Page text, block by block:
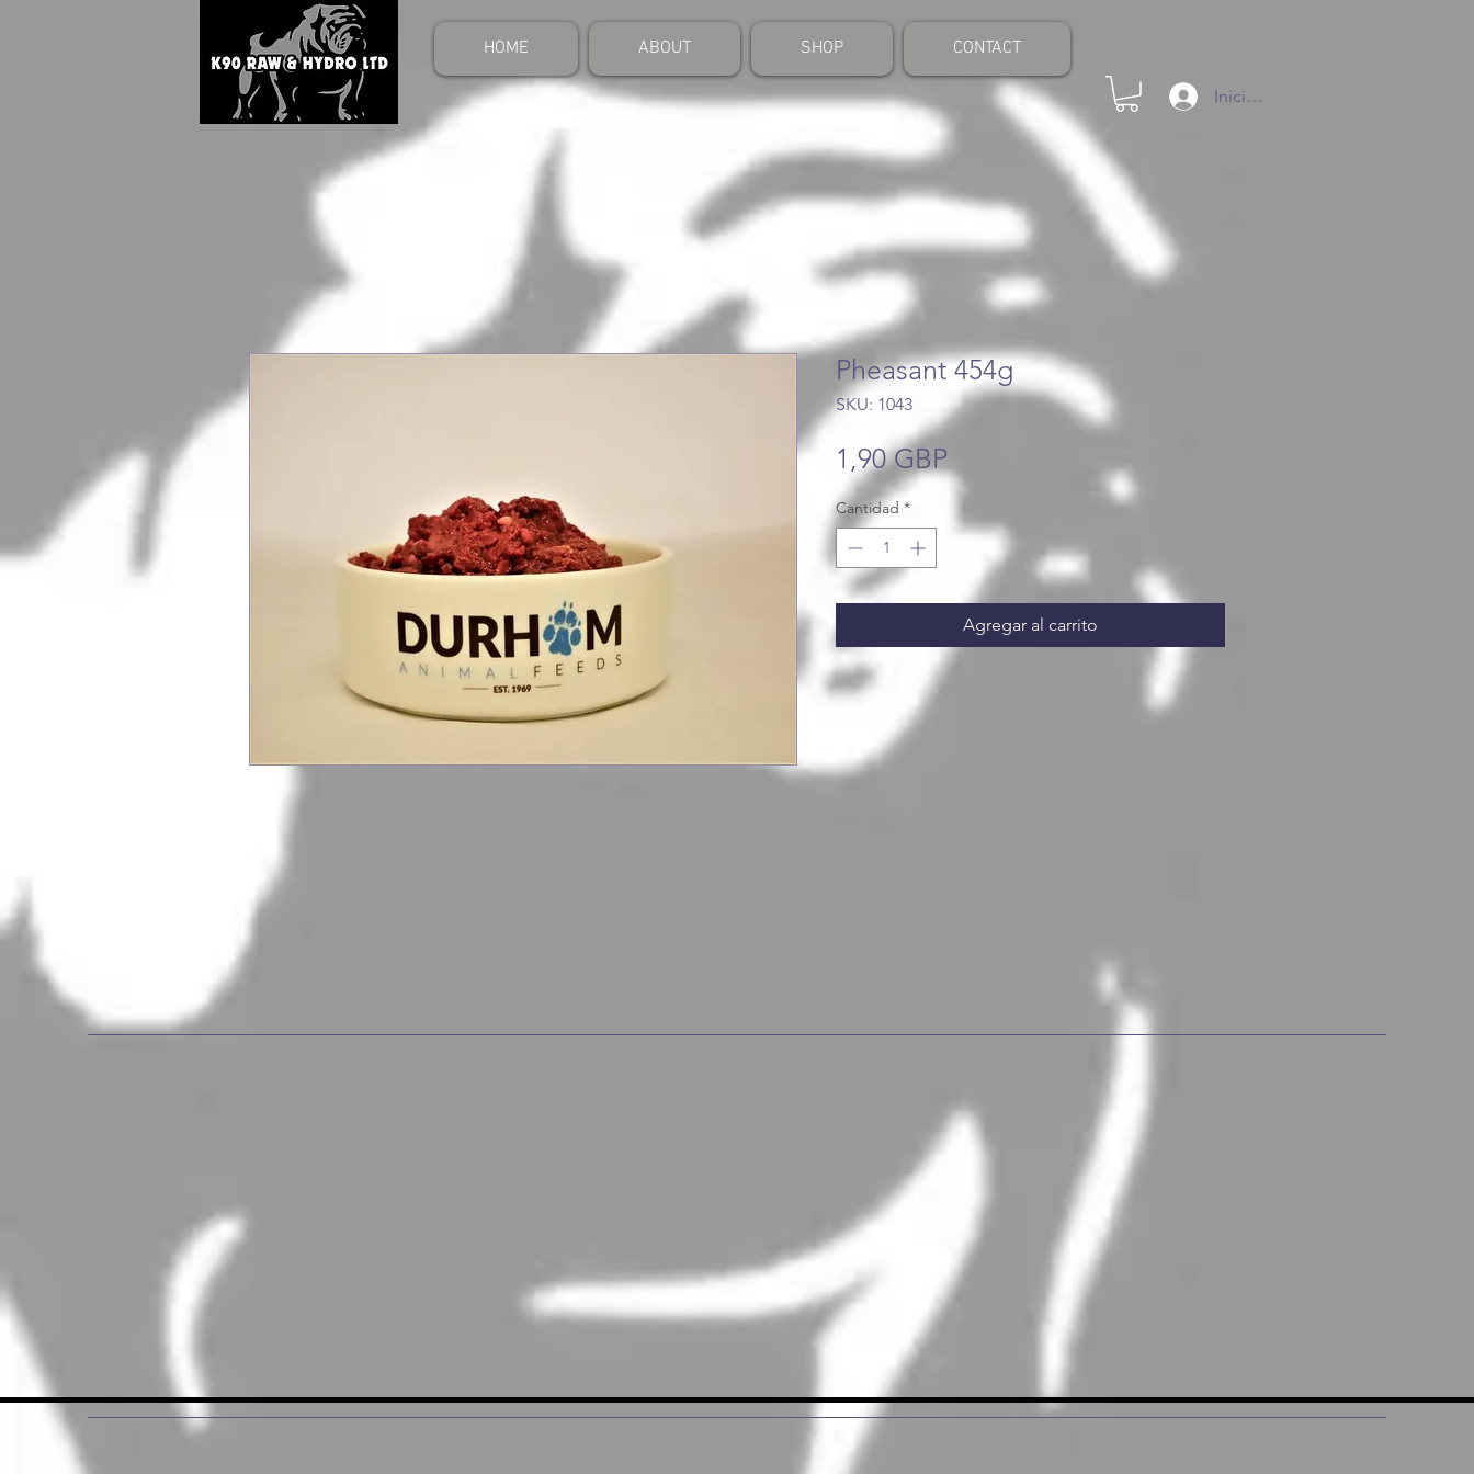
HOME ABOUT SHOP CONTACT
Iniciar sesión
Pheasant 454g
SKU: 1043
1,90 GBPPrecio
Cantidad *
Agregar al carrito